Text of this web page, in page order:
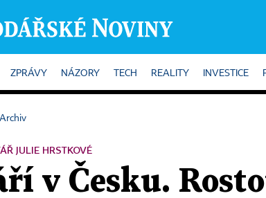
ZPRÁVY NÁZORY TECH REALITY INVESTICE
Archiv
JULIE HRSTKOVÉ
v Česku.